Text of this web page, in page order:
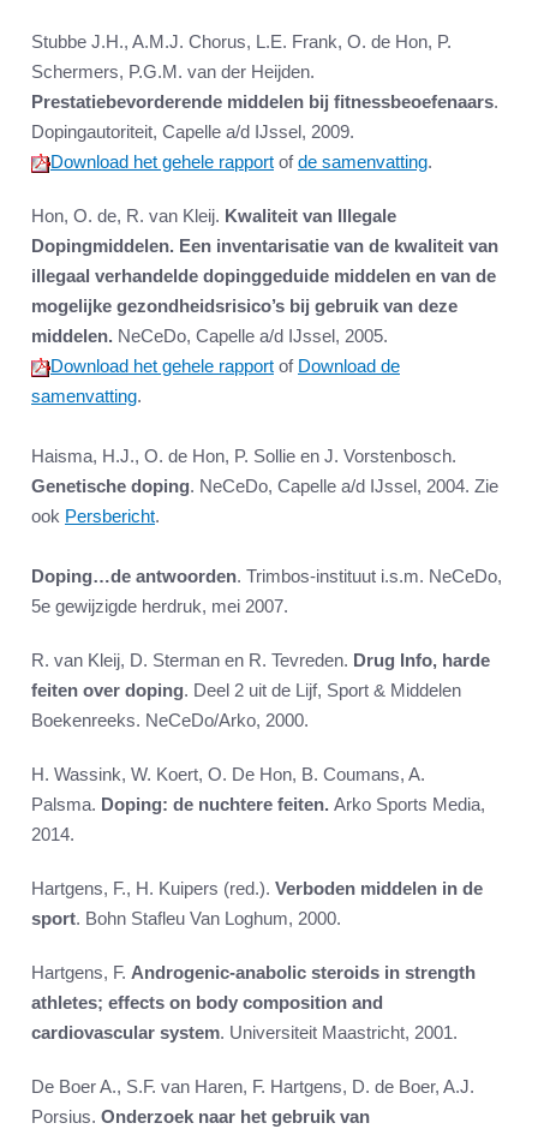
Stubbe J.H., A.M.J. Chorus, L.E. Frank, O. de Hon, P.
Schermers, P.G.M. van der Heijden.
Prestatiebevorderende middelen bij fitnessbeoefenaars.
Dopingautoriteit, Capelle a/d IJssel, 2009.
Download het gehele rapport ofde samenvatting.
Hon, O. de, R. van Kleij. Kwaliteit van Illegale
Dopingmiddelen. Een inventarisatie van de kwaliteit van
illegaal verhandelde dopinggeduide middelen en van de
mogelijke gezondheidsrisico’s bij gebruik van deze
middelen. NeCeDo, Capelle a/d IJssel, 2005.
Download het gehele rapport of Download de
samenvatting.
Haisma, H.J., O. de Hon, P. Sollie en J. Vorstenbosch.
Genetische doping. NeCeDo, Capelle a/d IJssel, 2004. Zie
ook Persbericht.
Doping…de antwoorden. Trimbos-instituut i.s.m. NeCeDo,
5e gewijzigde herdruk, mei 2007.
R. van Kleij, D. Sterman en R. Tevreden. Drug Info, harde
feiten over doping. Deel 2 uit de Lijf, Sport & Middelen
Boekenreeks. NeCeDo/Arko, 2000.
H. Wassink, W. Koert, O. De Hon, B. Coumans, A.
Palsma. Doping: de nuchtere feiten. Arko Sports Media,
2014.
Hartgens, F., H. Kuipers (red.). Verboden middelen in de
sport. Bohn Stafleu Van Loghum, 2000.
Hartgens, F. Androgenic-anabolic steroids in strength
athletes; effects on body composition and
cardiovascular system. Universiteit Maastricht, 2001.
De Boer A., S.F. van Haren, F. Hartgens, D. de Boer, A.J.
Porsius. Onderzoek naar het gebruik van